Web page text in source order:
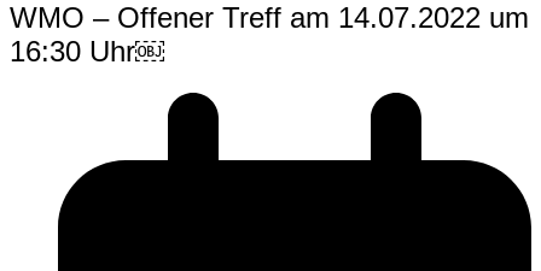
WMO – Offener Treff am 14.07.2022 um
16:30 Uhr￼